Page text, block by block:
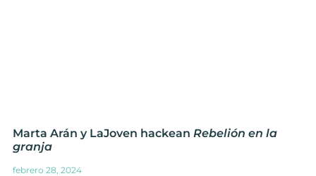
Marta Arán y LaJoven hackean Rebelión en la
granja
febrero 28, 2024